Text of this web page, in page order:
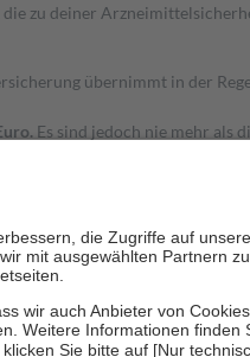
zu deiner
übernimmt in der
Es sind jedoch nie mehr als
Zuzahlungen an bei: